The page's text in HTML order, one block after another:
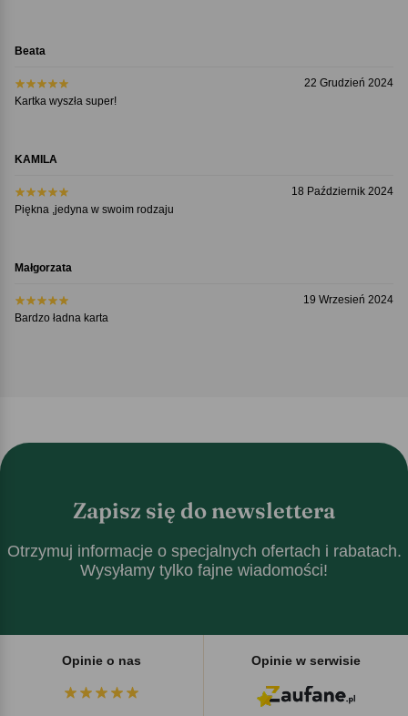
Beata
22 Grudzień 2024
Kartka wyszła super!
KAMILA
18 Październik 2024
Piękna ,jedyna w swoim rodzaju
Małgorzata
19 Wrzesień 2024
Bardzo ładna karta
Zapisz się do newslettera
Otrzymuj informacje o specjalnych ofertach i rabatach.
Wysyłamy tylko fajne wiadomości!
Opinie o nas Opinie w serwisie